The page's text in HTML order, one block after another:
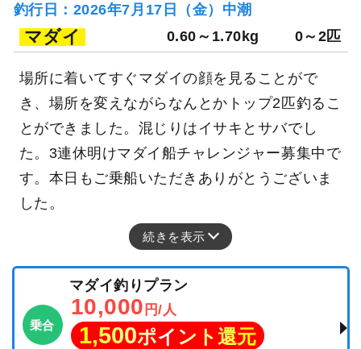
釣行日：2026年7月17日（金）中潮
マダイ 0.60～1.70kg 0～2匹
場所に着いてすぐマダイの顔を見ることがで
き、場所を変えながらなんとかトップ2匹釣るこ
とができました。混じりはイサキとサバでし
た。3連休明けマダイ船チャレンジャー募集中で
す。本日もご乗船いただきありがとうございま
した。
続きを表示
乗合
マダイ釣りプラン
10,000 円/人
1,500ポイント還元